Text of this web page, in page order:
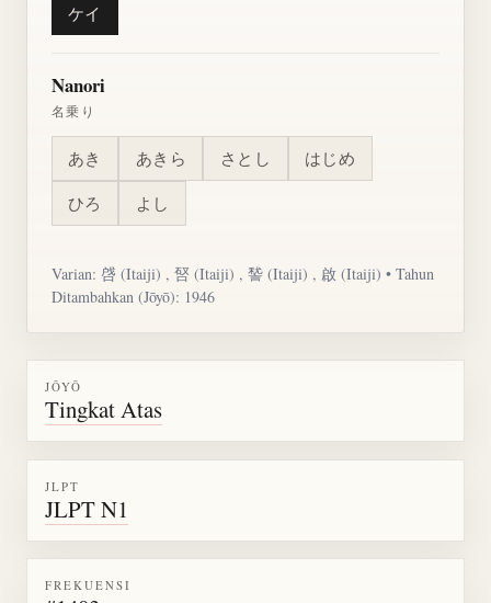
ケイ
Nanori
名乗り
あき あきら さとし はじめ
ひろ よし
Varian: 啔 (Itaiji) , 唘 (Itaiji) , 諬(Itaiji) , 啟 (Itaiji) • Tahun
Ditambahkan (Jōyō): 1946
JŌYŌ
Tingkat Atas
JLPT
JLPT N1
FREKUENSI